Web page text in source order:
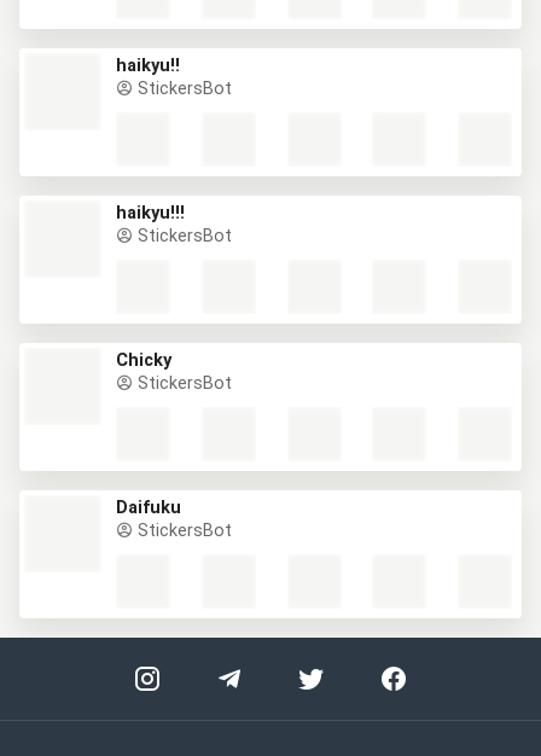
haikyu!!
StickersBot
haikyu!!!
StickersBot
Chicky
StickersBot
Daifuku
StickersBot